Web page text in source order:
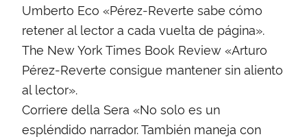
Umberto Eco «Pérez-Reverte sabe cómo
retener al lector a cada vuelta de página».
The New York Times Book Review «Arturo
Pérez-Reverte consigue mantener sin aliento
al lector».
Corriere della Sera «No solo es un
espléndido narrador. También maneja con